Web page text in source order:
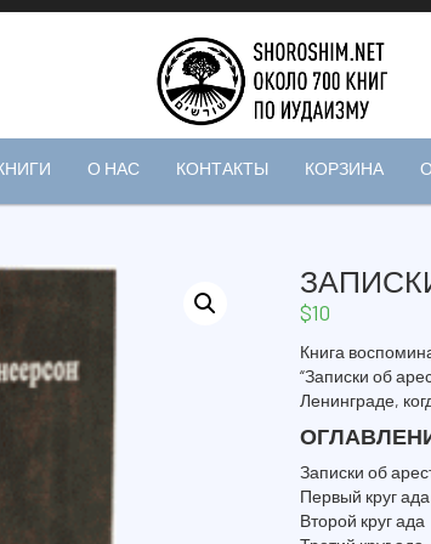
О НАС КОНТАКТЫ КОРЗИНА
$10
Книга
“Записки об
Ленинграде,
Записки об
Первый круг ада
Второй круг ада